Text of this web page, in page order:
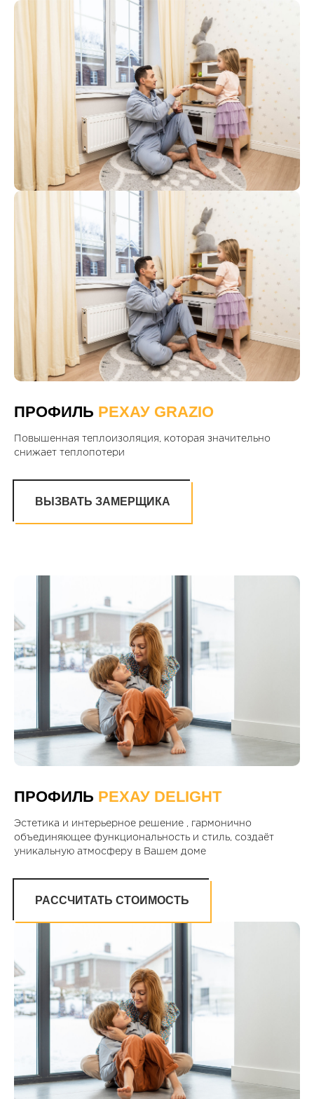
ПРОФИЛЬ РЕХАУ GRAZIO
Повышенная теплоизоляция, которая значительно
снижает теплопотери
ВЫЗВАТЬ ЗАМЕРЩИКА
ПРОФИЛЬ РЕХАУ DELIGHT
Эстетика и интерьерное решение , гармонично
объединяющее функциональность и стиль, создаёт
уникальную атмосферу в Вашем доме
РАССЧИТАТЬ СТОИМОСТЬ